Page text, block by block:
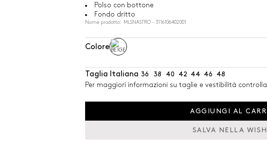
Polso con bottone
Fondo dritto
Nome prodotto: MLSNASTRO - 3116106402001
Colore
Taglia Italiana 36 38 40 42 44 46
48
Per maggiori informazioni su taglie e vestibilità
AGGIUNGI AL
SALVA NELLA